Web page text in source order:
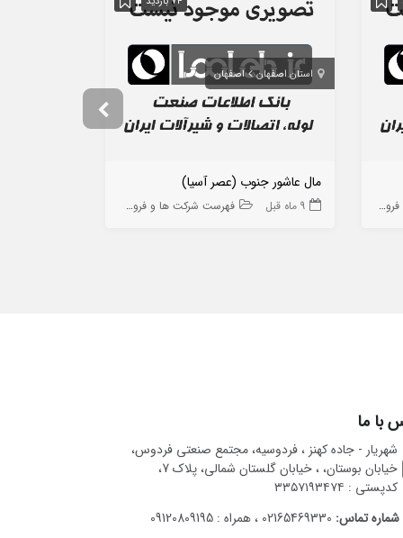
ها
استان اصفهان اصفهان
مال عاشور جنوب (عصر آسیا)
9 ماه قبل فهرست شرکت ها و فروشگاه ها
با ما
شهریار - جاده کهنز ، فردوسیه، مجتمع صنعتی فردوس،
خیابان بوستان، ، خیابان گلستان شمالی، پلاک 7،
کدپستی : ۳۳۵۷۱۹۳۴۷۴
شماره تماس: 02165469330 ، همراه : 09120809195